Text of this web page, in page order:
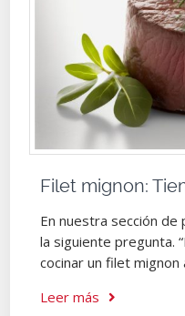
Filet mignon:
En nuestra sección de
la siguiente pregunta.
cocinar un filet mignon
Leer más